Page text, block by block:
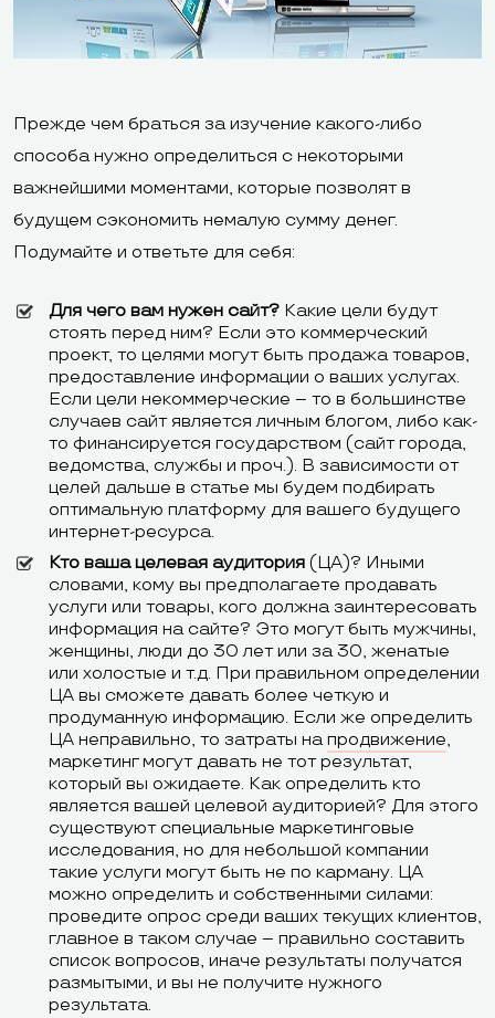
Прежде чем браться за изучение какого-либо
способа нужно определиться с некоторыми
важнейшими моментами, которые позволят в
будущем сэкономить немалую сумму денег.
Подумайте и ответьте для себя:
Для чего вам нужен сайт? Какие цели будут
стоять перед ним? Если это коммерческий
проект, то целями могут быть продажа товаров,
предоставление информации о ваших услугах.
Если цели некоммерческие – то в большинстве
случаев сайт является личным блогом, либо как-
то финансируется государством (сайт города,
ведомства, службы и проч.). В зависимости от
целей дальше в статье мы будем подбирать
оптимальную платформу для вашего будущего
интернет-ресурса.
Кто ваша целевая аудитория (ЦА)? Иными
словами, кому вы предполагаете продавать
услуги или товары, кого должна заинтересовать
информация на сайте? Это могут быть мужчины,
женщины, люди до 30 лет или за 30, женатые
или холостые и т.д. При правильном определении
ЦА вы сможете давать более четкую и
продуманную информацию. Если же определить
ЦА неправильно, то затраты напродвижение,
маркетинг могут давать не тот результат,
который вы ожидаете. Как определить кто
является вашей целевой аудиторией? Для этого
существуют специальные маркетинговые
исследования, но для небольшой компании
такие услуги могут быть не по карману. ЦА
можно определить и собственными силами:
проведите опрос среди ваших текущих клиентов,
главное в таком случае – правильно составить
список вопросов, иначе результаты получатся
размытыми, и вы не получите нужного
результата.